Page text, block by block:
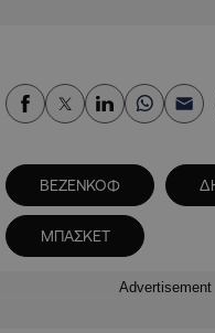
ΒΕΖΕΝΚΟΦ
ΜΠΑΣΚΕΤ
Advertisement